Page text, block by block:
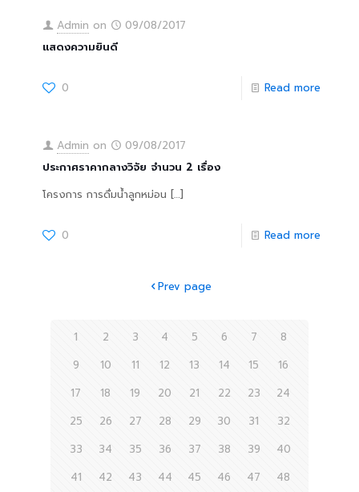
Admin on
09/08/2017
แสดงความยินดี
0 Read more
Admin on
09/08/2017
ประกาศราคากลางวิจัย จำนวน 2 เรื่อง
โครงการ การดื่มน้ำลูกหม่อน […]
0 Read more
Prev page
1 2 3 4 5 6 7
8
9
10 11 12 13 14 15
16
17
18 19 20 21 22 23
24
25
26 27 28 29 30 31
32
33
34 35 36 37 38 39
40
41
42 43 44 45 46 47 48